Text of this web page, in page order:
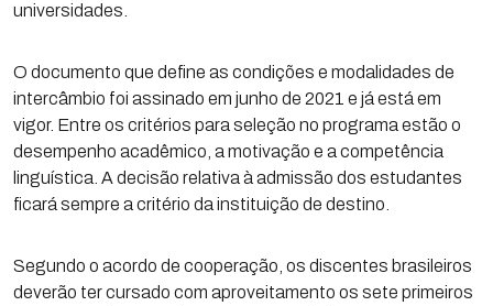
universidades.
O documento que define as condições e modalidades de
intercâmbio foi assinado em junho de 2021 e já está em
vigor. Entre os critérios para seleção no programa estão o
desempenho acadêmico, a motivação e a competência
linguística. A decisão relativa à admissão dos estudantes
ficará sempre a critério da instituição de destino.
Segundo o acordo de cooperação, os discentes brasileiros
deverão ter cursado com aproveitamento os sete primeiros